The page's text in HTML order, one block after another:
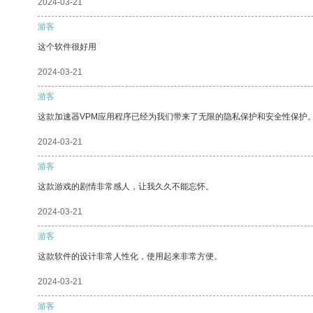
2024-03-21
游客
这个软件很好用
2024-03-21
游客
这款加速器VPM应用程序已经为我们带来了无限的隐私保护和安全性保护
2024-03-21
游客
这款游戏的剧情非常感人，让我久久不能忘怀。
2024-03-21
游客
这款软件的设计非常人性化，使用起来非常方便。
2024-03-21
游客